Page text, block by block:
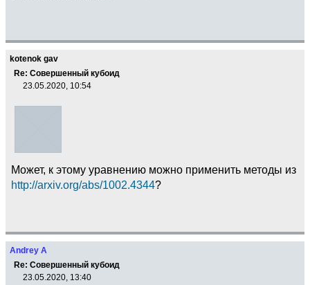
kotenok gav
Re: Совершенный кубоид
23.05.2020, 10:54
Может, к этому уравнению можно применить методы из
http://arxiv.org/abs/1002.4344?
Andrey A
Re: Совершенный кубоид
23.05.2020, 13:40